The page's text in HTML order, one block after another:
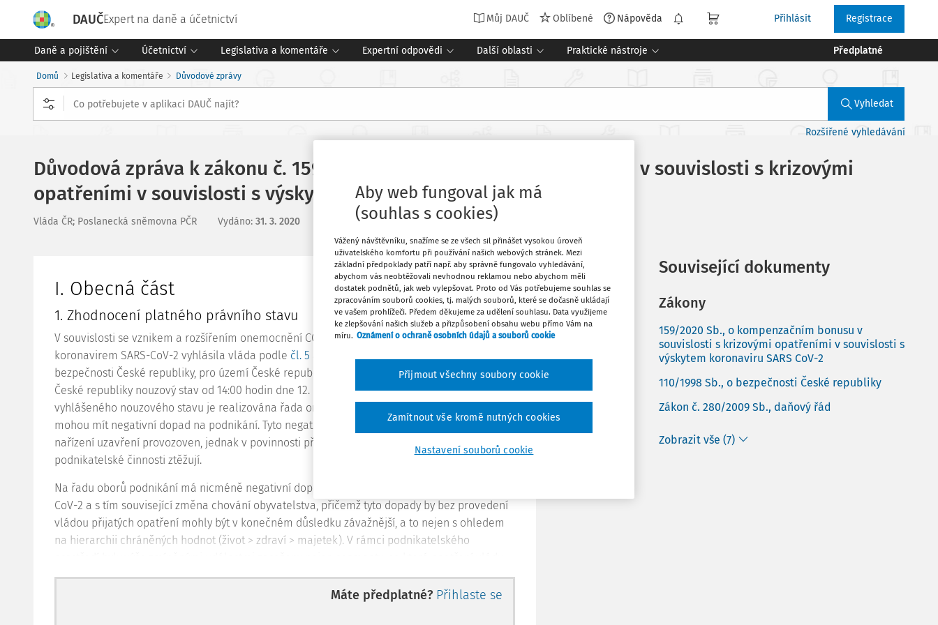
DAUČExpert na daně a účetnictví Můj DAUČ Oblíbené Nápověda Přihlásit Registrace
Daně a pojištění Účetnictví Legislativa a komentáře Expertní odpovědi Další oblasti Praktické nástroje Předplatné
Domů Legislativa a komentáře Důvodové zprávy
Vyhledat
Rozšířené vyhledávání
Důvodová zpráva k zákonu č. 159/2020 Sb., o kompenzačním bonusu v souvislosti s krizovými
opatřeními v souvislosti s výskytem koronaviru SARS CoV-2
Vláda ČR; Poslanecká sněmovna PČR Vydáno: 31. 3. 2020 Související dokumenty (10)
I. Obecná část
1. Zhodnocení platného právního stavu
V souvislosti se vznikem a rozšířením onemocnění COVID-19 způsobeného novým
koronavirem SARS-CoV-2 vyhlásila vláda podle čl. 5
bezpečnosti České republiky, pro území České republiky z důvodu ohrožení zdraví na území
České republiky nouzový stav od 14:00 hodin dne 12. března 2020 na dobu 30 dnů. V rámci
vyhlášeného nouzového stavu je realizována řada omezujících opatření, která mají nebo
mohou mít negativní dopad na podnikání. Tyto negativní dopady spočívají jednak přímo v
nařízení uzavření provozoven, jednak v povinnosti přijmout opatření, která provozování
podnikatelské činnosti ztěžují.
Na řadu oborů podnikání má nicméně negativní dopad samotná epidemie koronaviru SARS-
CoV-2 a s tím související změna chování obyvatelstva, přičemž tyto dopady by bez provedení
vládou přijatých opatření mohly být v konečném důsledku závažnější, a to nejen s ohledem
na hierarchii chráněných hodnot (život > zdraví > majetek). V rámci podnikatelského
směřovala přímo, ale též segmenty, které utrpěly v důsledku změny chování zákazníků, jejich
priorit, jakož i změnami, které se dotkly jejich obchodních partnerů a dodavatelů.
Máte předplatné? Přihlaste se
Oblíbené
Stáhnout
Související dokumenty
Zákony
159/2020 Sb., o kompenzačním bonusu v
souvislosti s krizovými opatřeními v souvislosti s
výskytem koronaviru SARS CoV-2
110/1998 Sb., o bezpečnosti České republiky
Zákon č. 280/2009 Sb., daňový řád
Zobrazit vše (7)
Aby web fungoval jak má
(souhlas s cookies)
Vážený návštěvníku, snažíme se ze všech sil přinášet vysokou úroveň
uživatelského komfortu při používání našich webových stránek. Mezi
základní předpoklady patří např. aby správně fungovalo vyhledávání,
abychom vás neobtěžovali nevhodnou reklamou nebo abychom měli
dostatek podnětů, jak web vylepšovat. Proto od Vás potřebujeme souhlas se
zpracováním souborů cookies, tj. malých souborů, které se dočasně ukládají
ve vašem prohlížeči. Předem děkujeme za udělení souhlasu. Data využijeme
ke zlepšování našich služeb a přizpůsobení obsahu webu přímo Vám na
míru. Oznámení o ochraně osobních údajů a souborů cookie
Nastavení souborů cookie
Zamítnout vše kromě nutných cookies
Přijmout všechny soubory cookie